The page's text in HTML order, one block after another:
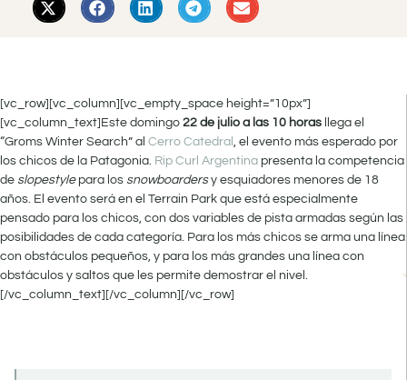
[vc_row][vc_column][vc_empty_space height=”10px”]
[vc_column_text]Este domingo 22 de julio a las 10 horas llega el
“Groms Winter Search” al Cerro Catedral , el evento más esperado por
los chicos de la Patagonia. Rip Curl Argentina presenta la competencia
de slopestylepara los snowboardersy esquiadores menores de 18
años. El evento será en el Terrain Park que está especialmente
pensado para los chicos, con dos variables de pista armadas según las
posibilidades de cada categoría. Para los más chicos se arma una línea
con obstáculos pequeños, y para los más grandes una línea con
obstáculos y saltos que les permite demostrar el nivel.
[/vc_column_text][/vc_column][/vc_row]